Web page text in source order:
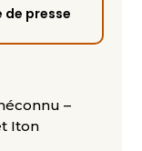
de presse
–
Iton